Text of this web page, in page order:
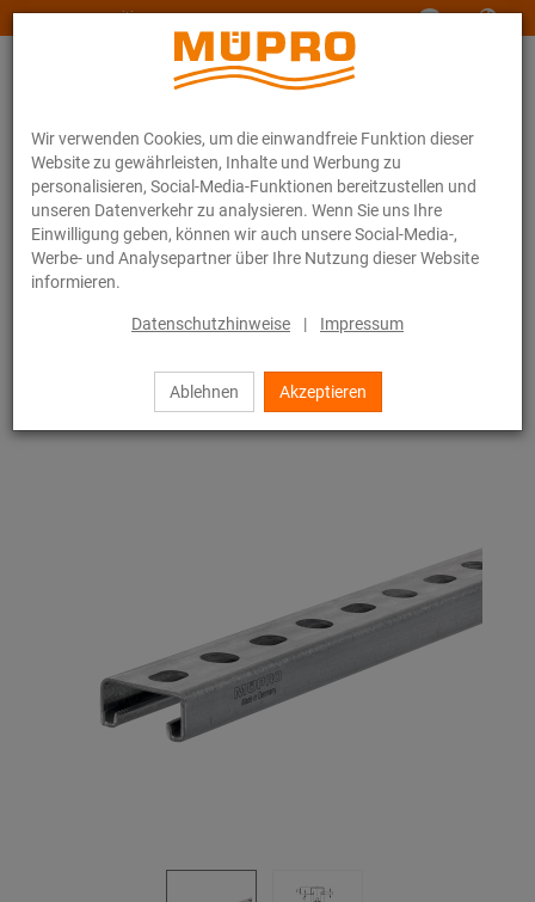
Wir verwenden Cookies, um die einwandfreie Funktion dieser
Website zu gewährleisten, Inhalte und Werbung zu
personalisieren, Social-Media-Funktionen bereitzustellen und
unseren Datenverkehr zu analysieren. Wenn Sie uns Ihre
Einwilligung geben, können wir auch unsere Social-Media-,
Werbe- und Analysepartner über Ihre Nutzung dieser Website
informieren.
Datenschutzhinweise | Impressum
Ablehnen Akzeptieren
www.muepro-maritim.com
Online-Katalog Befestigungstechnik
Lüftungsbefestigung
Installationsschienen für die Lüftungsbefestigung
MPR-Systemschienen (leichter bis mittlerer Lastbereich)